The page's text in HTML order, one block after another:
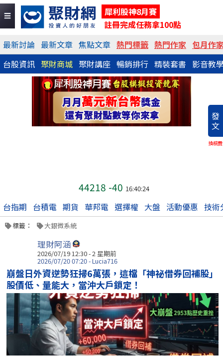
犀利股神8月賽
註冊完成任務拿100點
最新討論 最新文章 焦點文章 熱門標籤 熱門作家 包月作
台股資訊 聚財商城 聚財講座 暢銷排行 精裝套書 影音教
發
文
換稿費
44218 -40 16:40:24
台指期 台積電 期貨 華邦電 選擇權 大盤 活動優惠 技術
標籤： 大銀微系統
理財阿涵
2026/07/19 12:30 - 2 星期前
2026/07/20 07:20 - Lucia716
崩盤日外資逆勢狂掃6萬張，這檔「神祕借券回補股」
股價低、量能大，當沖大戶鎖定！